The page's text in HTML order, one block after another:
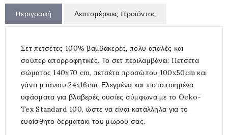
Περιγραφή Λεπτομέρειες Προϊόντος
Σετ πετσέτες 100% βαμβακερές, πολυ απαλές και
σούπερ απορροφητικές. Το σετ περιλαμβάνει: Πετσέτα
σώματος 140x70 cm, πετσέτα προσώπου 100x50cm και
γάντι μπάνιου 24x16cm. Ελεγμένα και πιστοποιημένα
υφάσματα για βλαβερές ουσίες σύμφωνα με το Oeko-
Tex Standard 100, ώστε να είναι κατάλληλα για το
ευαίσθητο δερματάκι του μωρού σας.